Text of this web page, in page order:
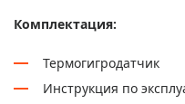
Комплектация:
Термогигродатчик
Инструкция по